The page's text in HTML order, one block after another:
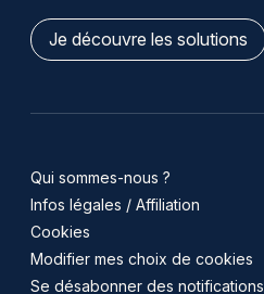
Je découvre les solutions
Qui sommes-nous ?
Infos légales / Affiliation
Cookies
Modifier mes choix de cookies
Se désabonner des notifications